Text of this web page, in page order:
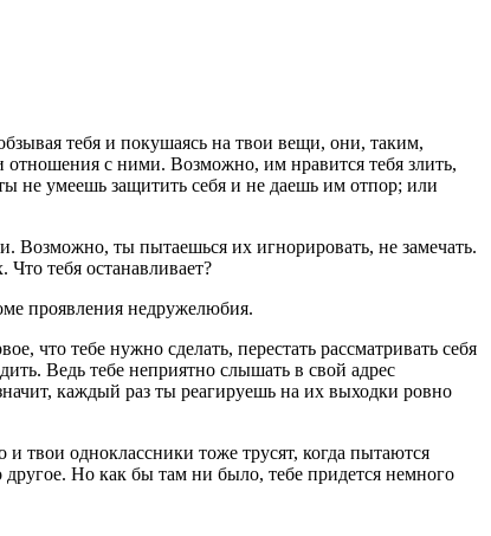
тебя и покушаясь на твои вещи, они, таким,
отношения с ними. Возможно, им нравится тебя злить,
не умеешь защитить себя и не даешь им отпор; или
ты пытаешься их игнорировать, не замечать.
тебя останавливает?
проявления недружелюбия.
что тебе нужно сделать, перестать рассматривать себя
Ведь тебе неприятно слышать в свой адрес
каждый раз ты реагируешь на их выходки ровно
твои одноклассники тоже трусят, когда пытаются
Но как бы там ни было, тебе придется немного